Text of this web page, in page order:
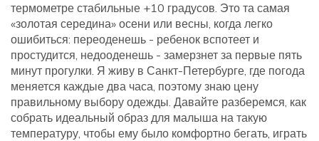
термометре стабильные +10 градусов. Это та самая
«золотая середина» осени или весны, когда легко
ошибиться: переоденешь - ребенок вспотеет и
простудится, недооденешь - замерзнет за первые пять
минут прогулки. Я живу в Санкт-Петербурге, где погода
меняется каждые два часа, поэтому знаю цену
правильному выбору одежды. Давайте разберемся, как
собрать идеальный образ для малыша на такую
температуру, чтобы ему было комфортно бегать, играть